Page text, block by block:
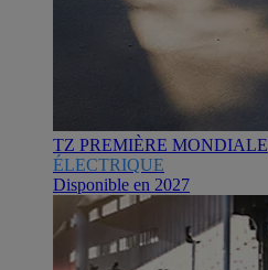
TZ PREMIÈRE MONDIALE
ÉLECTRIQUE
Disponible en 2027